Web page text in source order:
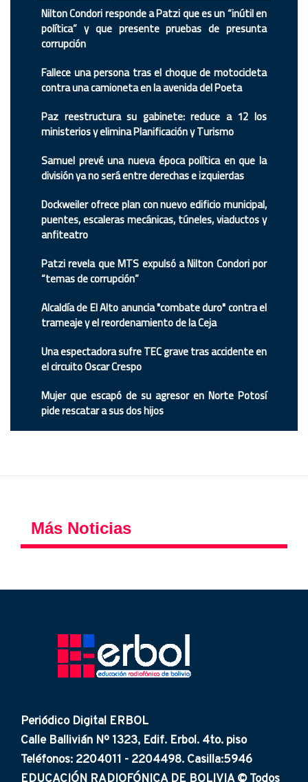
Nilton Condori responde a Patzi que es un “inútil en
política” y que presente pruebas de presunta
corrupción
Fallece una persona tras el choque de motocicleta
contra una camioneta en la avenida del Poeta
Paz reestructura su gabinete: reduce a 12 los
ministerios y elimina Planificación y Turismo
Samuel prevé una nueva época política en que la
división ya no será entre derechas e izquierdas
Dockweiler ofrece plan con nuevo edificio municipal,
puentes, escaleras mecánicas, túneles, viaductos y
anfiteatro
Patzi revela que MTS expulsó a Nilton Condori por
“temas de corrupción”
Alcaldía de El Alto anuncia "combate duro" contra el
trameaje y el reordenamiento de la Ceja
Una espectadora sufre TEC grave tras accidente en
el circuito Oscar Crespo
Mujer que escapó de su agresor en Norte Potosí
pide rescatar a sus dos hijos
Más Noticias
Periódico Digital ERBOL
Calle Ballivián Nº 1323, Edif. Erbol. 4to. piso
Teléfonos: 2204011 - 2204498. Casilla:5946